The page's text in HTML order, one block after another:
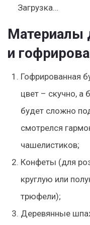
Загрузка…
Материалы
и
Гофрированная
цвет – скучно, а
будет сложно
смотрелся
чашелистиков;
Конфеты (для
круглую или
трюфели);
Деревянные